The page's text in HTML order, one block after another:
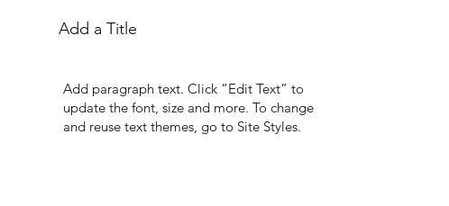
Add paragraph text. Click “Edit Text” to
update the font, size and more. To change
and reuse text themes, go to Site Styles.
Add a Title